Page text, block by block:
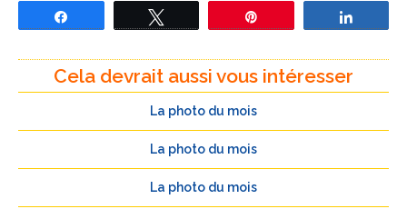
Cela devrait aussi vous intéresser
La photo du mois
La photo du mois
La photo du mois